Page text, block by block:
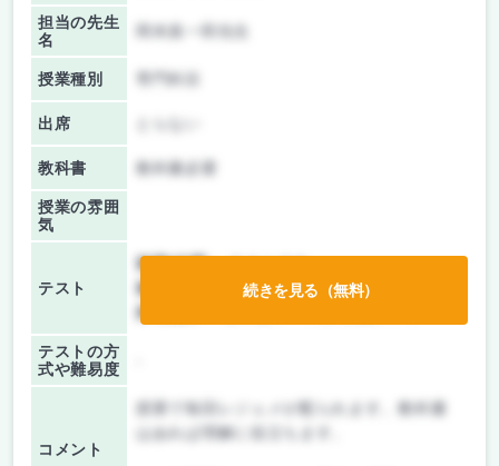
担当の先生
名
授業種別
出席
教科書 教科書必要
授業の雰囲
気
テスト
前期/中間：
後期/期末：
テストのみ
テストの方
式や難易度
コメント
授業で毎回レジェメが配られます。教科書
はあれば理解に役立ちます。
続きを見る（無料）